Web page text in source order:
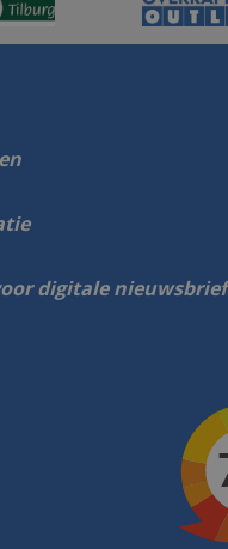
digitale nieuwsbrief